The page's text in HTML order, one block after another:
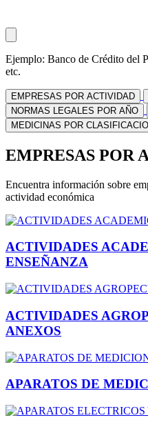
Ejemplo: Banco de Crédito del
etc.
EMPRESAS POR ACTIVIDAD
NORMAS LEGALES POR AÑO
MEDICINAS POR
EMPRESAS POR
Encuentra información sobre
actividad económica
ACTIVIDADES
ENSEÑANZA
ACTIVIDADES
ANEXOS
APARATOS DE